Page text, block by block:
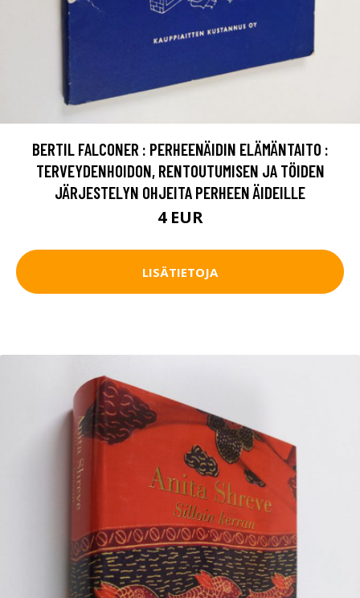
BERTIL FALCONER : PERHEENÄIDIN ELÄMÄNTAITO :
TERVEYDENHOIDON, RENTOUTUMISEN JA TÖIDEN
JÄRJESTELYN OHJEITA PERHEEN ÄIDEILLE
4 EUR
LISÄTIETOJA